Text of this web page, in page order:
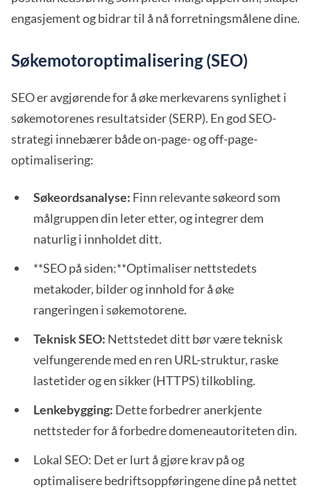
engasjement og bidrar til å nå forretningsmålene dine.
Søkemotoroptimalisering (SEO)
SEO er avgjørende for å øke merkevarens synlighet i
søkemotorenes resultatsider (SERP). En god SEO-
strategi innebærer både on-page- og off-page-
optimalisering:
Søkeordsanalyse: Finn relevante søkeord som
målgruppen din leter etter, og integrer dem
naturlig i innholdet ditt.
**SEO på siden:**Optimaliser nettstedets
metakoder, bilder og innhold for å øke
rangeringen i søkemotorene.
Teknisk SEO: Nettstedet ditt bør være teknisk
velfungerende med en ren URL-struktur, raske
lastetider og en sikker (HTTPS) tilkobling.
Lenkebygging: Dette forbedrer anerkjente
nettsteder for å forbedre domeneautoriteten din.
Lokal SEO: Det er lurt å gjøre krav på og
optimalisere bedriftsoppføringene dine på nettet